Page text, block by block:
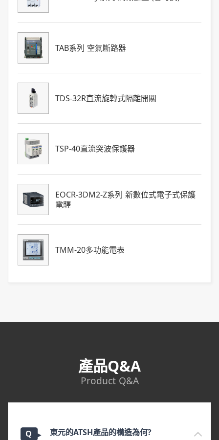
TAB系列 空氣斷路器
TDS-32R直流旋轉式隔離開關
TSP-40直流突波保護器
EOCR-3DM2-Z系列 新數位式電子式保護
電驛
TMM-20多功能電表
產品Q&A
Product Q&A
東元的ATSH產品的構造為何?